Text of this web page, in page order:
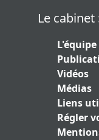
Le cabinet
L'équipe
Vidéos
Médias
Liens
Régler